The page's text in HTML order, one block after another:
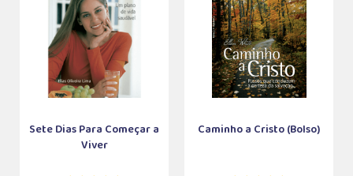
Sete Dias Para Começar a
Viver
Caminho a Cristo (Bolso)